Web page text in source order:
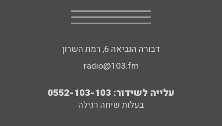
דבורה הנביאה 6, רמת השרון
radio@103.fm
עלייה לשידור: 0552-103-103
בעלות שיחה רגילה